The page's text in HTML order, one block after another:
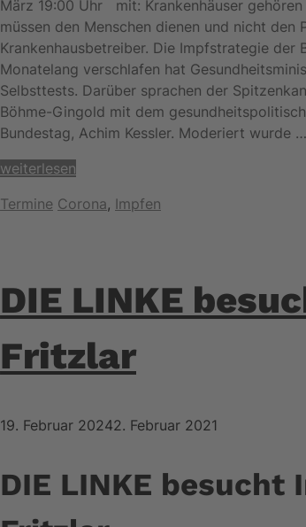
März 19:00 Uhr mit: Krankenhäuser
müssen den Menschen dienen und nicht den
Krankenhausbetreiber. Die Impfstrategie der
Monatelang verschlafen hat
Selbsttests. Darüber sprachen der
Böhme-Gingold mit dem
Bundestag, Achim Kessler. Moderiert wurde …
weiterlesen
Kategorien
Termine Schlagwörter
Corona, Impfen
DIE LINKE
Fritzlar
19. Februar 20242. Februar 2021
DIE LINKE besucht